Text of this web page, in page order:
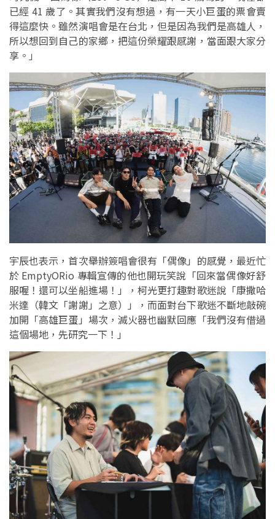
已經 41 歲了。其實我們沒有想過，有一天小巨蛋的票會賣
得這麼快。雖然演唱會是在台北，但是因為我們是高雄人，
所以想回到自己的家鄉，把這份榮耀跟感謝，當面跟大家分
享。」
宇辰也表示，首次舉辦簽唱會很有「偶像」的感覺，最近忙
於 EmptyORio 專輯宣傳的他也開玩笑說「回來當偶像好舒
服喔！還可以坐船進場！」，柯光更打趣對歌迷說「康撒哈
米達（韓文「謝謝」之意）」，而面對台下歌迷不斷地敲碗
加開「高雄巨蛋」場次，滅火器也幽默回應「我們沒有借過
這個場地，先研究一下！」